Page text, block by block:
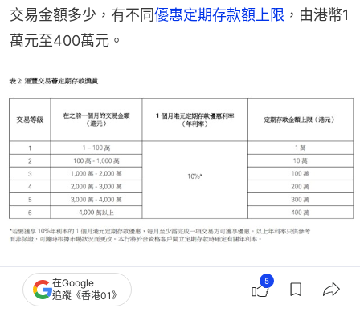
交易金額多少，有不同優惠定期存款額上限 ，由港幣1
萬元至400萬元。
在Google
追蹤《香港01》
5